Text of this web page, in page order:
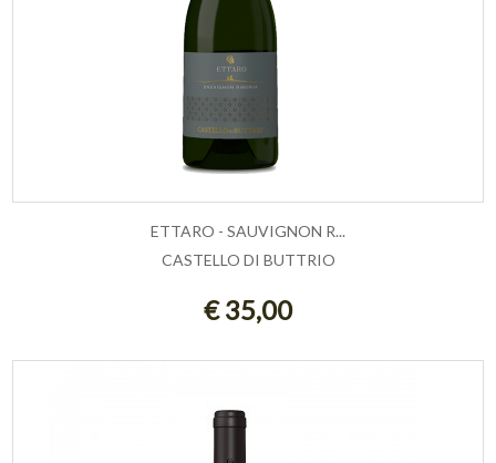
AGGIUNGI AL CARRELLO
ETTARO - SAUVIGNON R...
CASTELLO DI BUTTRIO
€ 35,00